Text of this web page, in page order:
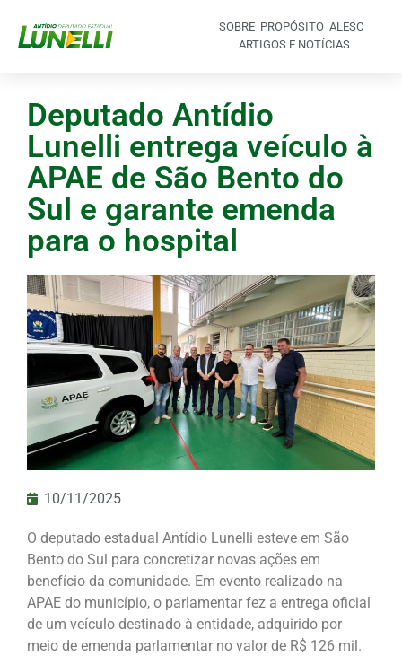
SOBRE PROPÓSITO ALESC
ARTIGOS E NOTÍCIAS
Deputado Antídio
Lunelli entrega veículo à
APAE de São Bento do
Sul e garante emenda
para o hospital
10/11/2025
O deputado estadual Antídio Lunelli esteve em São
Bento do Sul para concretizar novas ações em
benefício da comunidade. Em evento realizado na
APAE do município, o parlamentar fez a entrega oficial
de um veículo destinado à entidade, adquirido por
meio de emenda parlamentar no valor de R$ 126 mil.